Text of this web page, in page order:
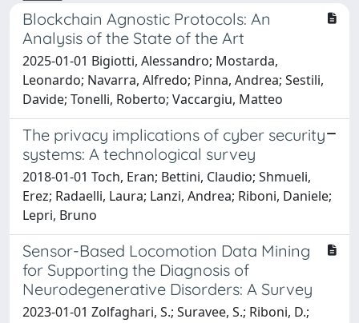
Blockchain Agnostic Protocols: An
Analysis of the State of the Art
2025-01-01 Bigiotti, Alessandro; Mostarda,
Leonardo; Navarra, Alfredo; Pinna, Andrea; Sestili,
Davide; Tonelli, Roberto; Vaccargiu, Matteo
The privacy implications of cyber security
systems: A technological survey
2018-01-01 Toch, Eran; Bettini, Claudio; Shmueli,
Erez; Radaelli, Laura; Lanzi, Andrea; Riboni, Daniele;
Lepri, Bruno
Sensor-Based Locomotion Data Mining
for Supporting the Diagnosis of
Neurodegenerative Disorders: A Survey
2023-01-01 Zolfaghari, S.; Suravee, S.; Riboni, D.;